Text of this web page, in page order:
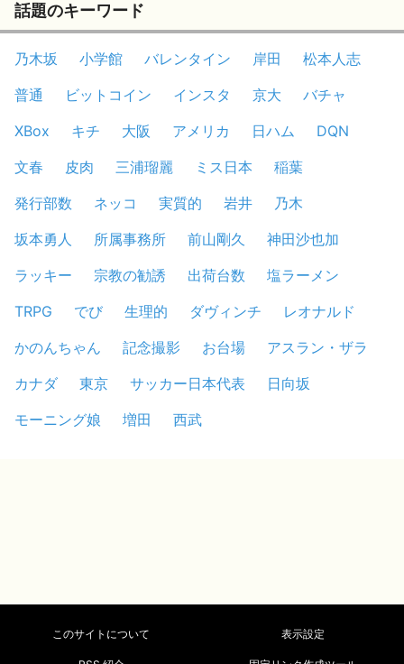
話題のキーワード
乃木坂 小学館 バレンタイン 岸田
松本人志
普通
ビットコイン インスタ 京大
バチャ
XBox
キチ 大阪 アメリカ 日ハム
DQN
文春
皮肉 三浦瑠麗 ミス日本
稲葉
発行部数
ネッコ 実質的 岩井
乃木
坂本勇人
所属事務所 前山剛久
神田沙也加
ラッキー
宗教の勧誘 出荷台数
塩ラーメン
TRPG
でび 生理的 ダヴィンチ
レオナルド
かのんちゃん
記念撮影 お台場
アスラン・ザラ
カナダ
東京 サッカー日本代表
日向坂
モーニング娘
増田 西武
このサイトについて 表示設定